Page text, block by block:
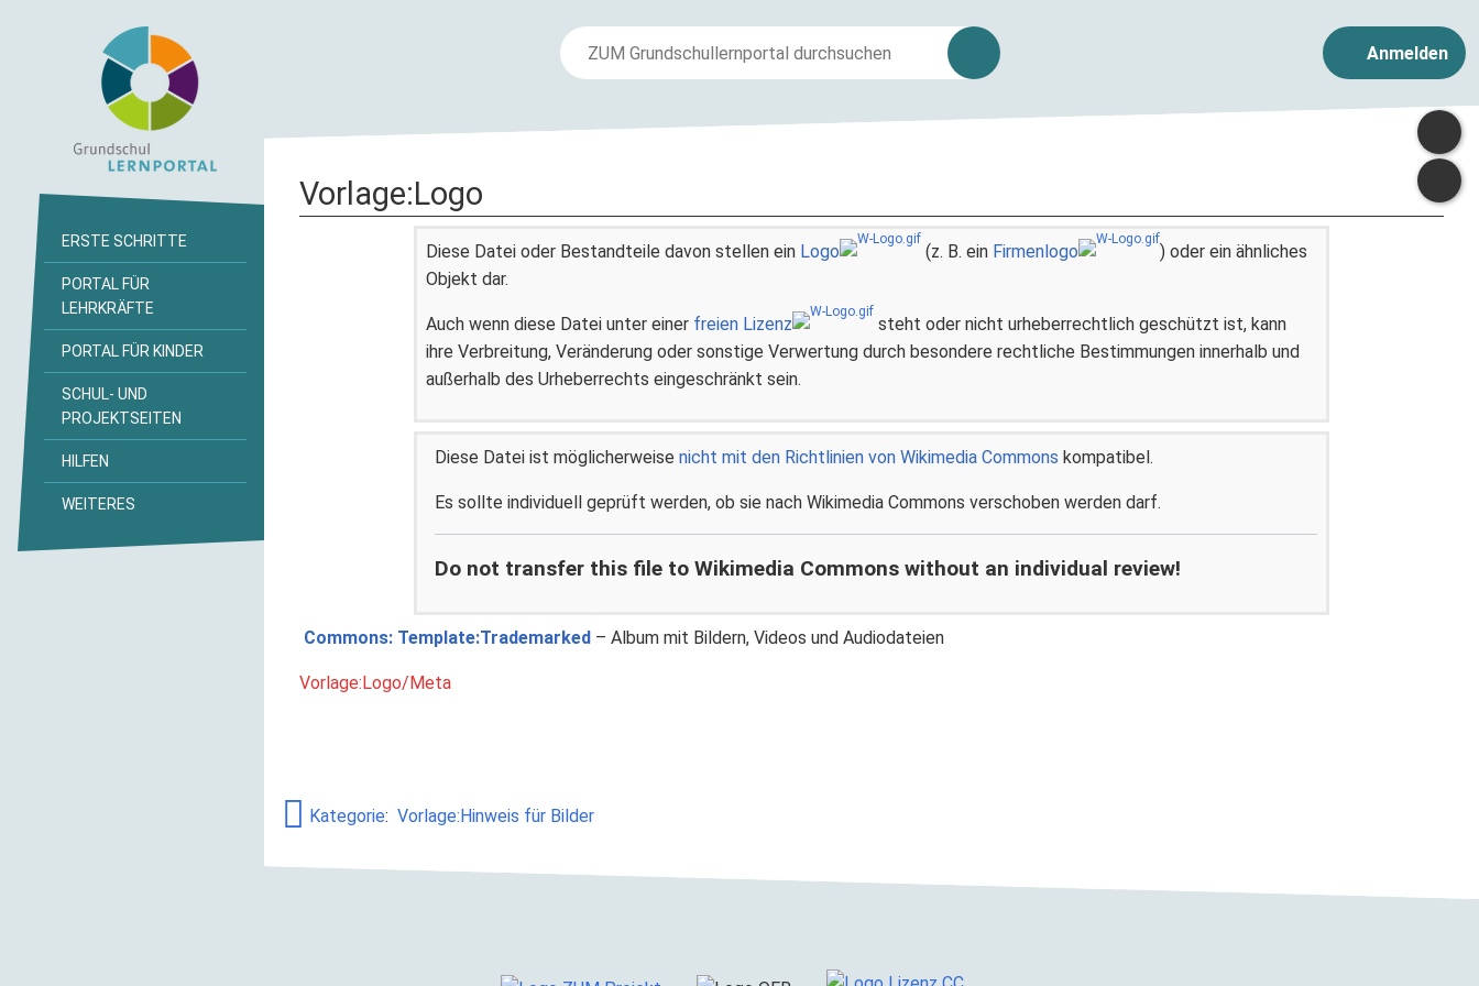
Anmelden
Vorlage:Logo
Diese Datei oder Bestandteile davon stellen ein Logo (z. B. ein Firmenlogo
) oder ein ähnliches
Objekt dar.
Auch wenn diese Datei unter einer freien Lizenz
steht oder nicht urheberrechtlich geschützt ist, kann
ihre Verbreitung, Veränderung oder sonstige Verwertung durch besondere rechtliche Bestimmungen innerhalb und
außerhalb des Urheberrechts eingeschränkt sein.
Diese Datei ist möglicherweise nicht mit den Richtlinien von Wikimedia Commons kompatibel.
Es sollte individuell geprüft werden, ob sie nach Wikimedia Commons verschoben werden darf.
Do not transfer this file to Wikimedia Commons without an individual review!
Commons: Template:Trademarked – Album mit Bildern, Videos und Audiodateien
Vorlage:Logo/Meta
Kategorie: Vorlage:Hinweis für Bilder
ERSTE SCHRITTE
PORTAL FÜR
LEHRKRÄFTE
PORTAL FÜR KINDER
SCHUL- UND
PROJEKTSEITEN
HILFEN
WEITERES